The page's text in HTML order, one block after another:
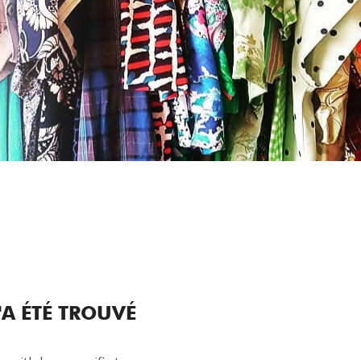
ÉTÉ TROUVÉ